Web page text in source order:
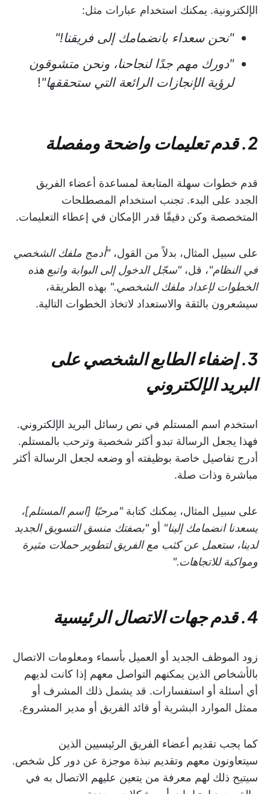
الإلكترونية. يمكنك استخدام عبارات مثل:
"نحن سعداء بانضمامك إلى فريقنا!"
"دورك مهم جدًا لنجاحنا، ونحن متشوقون
لرؤية الإنجازات الرائعة التي ستحققها"!
2. قدم تعليمات واضحة ومفصلة
قدم خطوات سهلة المتابعة لمساعدة أعضاء الفريق
الجدد على البدء. تجنب استخدام المصطلحات
المتخصصة وكن دقيقًا قدر الإمكان في إعطاء التعليمات.
على سبيل المثال، بدلاً من القول،"أدمج ملفك الشخصي
في النظام"، قل،"سجّل الدخول إلى البوابة واتبع هذه
الخطوات لإعداد ملفك الشخصي." بهذه الطريقة،
سيشعرون بالثقة والاستعداد لاتخاذ الخطوات التالية.
3. إضفاء الطابع الشخصي على
البريد الإلكتروني
استخدم اسم المستلم في نص رسائل البريد الإلكتروني.
فهذا يجعل الرسالة تبدو أكثر شخصية وترحب بالمستلم.
أدرج تفاصيل خاصة بوظيفته أو وضعه لجعل الرسالة أكثر
مباشرة وذات صلة.
على سبيل المثال، يمكنك كتابة"مرحبًا [اسم المستلم]،
يسعدنا انضمامك إلينا" أو"بصفتك منسق التسويق الجديد
لدينا، ستعمل عن كثب مع الفريق لتطوير حملات مثيرة
ومواكبة للاتجاهات."
4. قدم جهات الاتصال الرئيسية
زود الموظف الجديد أو العميل بأسماء ومعلومات الاتصال
بالأشخاص الذين يمكنهم التواصل معهم إذا كانت لديهم
أي أسئلة أو استفسارات. قد يشمل ذلك المشرف أو
ممثل الموارد البشرية أو قائد الفريق أو مدير المشروع.
كما يجب تقديم أعضاء الفريق الرئيسيين الذين
سيتعاونون معهم وتقديم نبذة موجزة عن دور كل شخص.
سيتيح ذلك لهم معرفة من يتعين عليهم الاتصال به في